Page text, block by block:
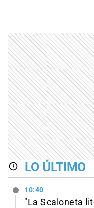
LO ÚLTIMO
10:40
"La Scaloneta